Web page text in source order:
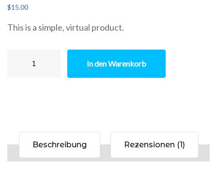
5.00 von 5,
basierend auf
$15.00
This is a simple, virtual product.
Menge
In den Warenkorb
Beschreibung Rezensionen (1)